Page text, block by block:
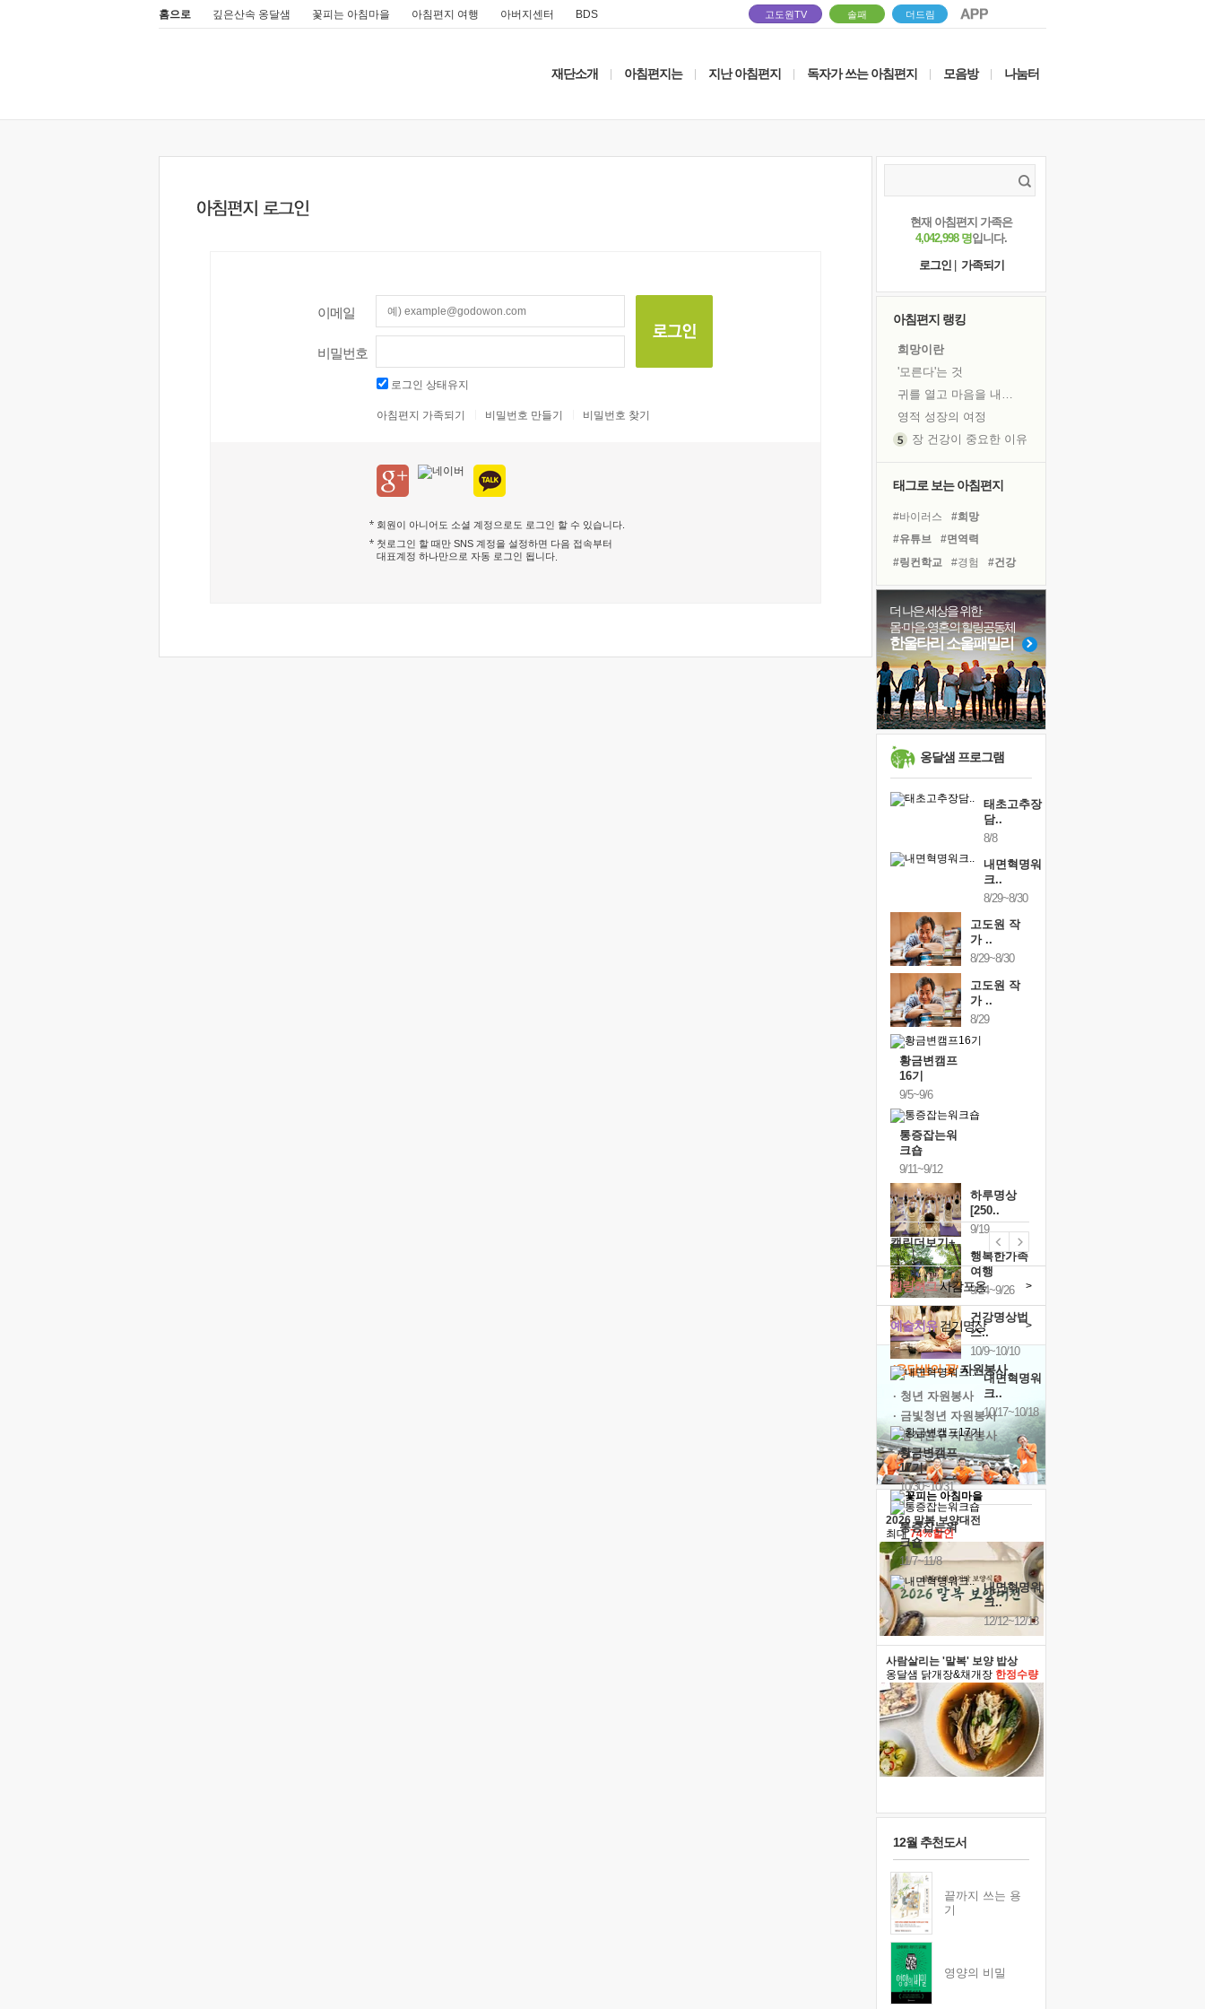
홈으로 깊은산속 옹달샘 꽃피는 아침마을 아침편지 여행 아버지센터 BDS 고도원TV 솔패 더드림
재단소개 아침편지는 지난 아침편지 독자가 쓰는 아침편지 모음방 나눔터
이메일
비밀번호
로그인 상태유지
아침편지 가족되기 비밀번호 만들기 비밀번호 찾기
회원이 아니어도 소셜 계정으로도 로그인 할 수 있습니다.
첫로그인 할 때만 SNS 계정을 설정하면 다음 접속부터
대표계정 하나만으로 자동 로그인 됩니다
현재 아침편지 가족은
4,042,998 명입니다.
로그인
가족되기
아침편지 랭킹
희망이란
'모른다'는 것
귀를 열고 마음을 내어주고
영적 성장의 여정
장 건강이 중요한 이유
흙이 된 몸으로 출근하는 여자
꿈이 실제가 되는 것
'말 타는 법'을 먼저
졸업식 사진을 보며
아픈 아버지를 위한 공간 설계
극심한 변비, 어깨결림, 수면 장애
보고 싶은 어머니
유년 시절의 부산 영도 바다
못된 꼰대들
거울 속의 나
태그로 보는 아침편지
#바이러스
#희망
#유튜브
#면역력
#링컨학교
#경험
#건강
#선택
#위기
#독서캠프
#사람
#도움
#리더
#계획
#나눔
#다짐
#친구
#힐링
#극복
#비전캠프
#명상
더 나은 세상을 위한
몸·마음·영혼의 힐링공동체
한울타리 소울패밀리
옹달샘 프로그램
태초고추장
담..
8/8
내면혁명워
크..
8/29~8/30
고도원 작
가 ..
8/29~8/30
고도원 작
가 ..
8/29
황금변캠프
16기
9/5~9/6
통증잡는워
크숍
9/11~9/12
하루명상
[250..
9/19
행복한가족
여행
9/24~9/26
건강명상법
스..
10/9~10/10
내면혁명워
크..
10/17~10/18
황금변캠프
17기
10/30~10/31
통증잡는워
크숍
11/7~11/8
내면혁명워
크..
12/12~12/13
캘린더보기+
예술치유걷기명상 >
힐링허그사감포옹 >
'옹달샘의 꽃'자원봉사
· 청년 자원봉사
· 금빛청년 자원봉사
· 음식연구 자원봉사
2026 말복 보양대전
최대74%할인
사람살리는 '말복' 보양 밥상
옹달샘 닭개장&채개장 한정수량
12월 추천도서
끝까지 쓰는 용
기
영양의 비밀